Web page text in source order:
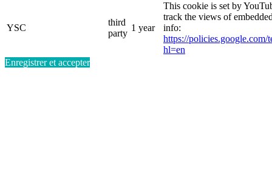
YSC
third
party
1 year
This cookie is set by
track the views of
info:
https://policies.google.com/
hl=en
Enregistrer et accepter